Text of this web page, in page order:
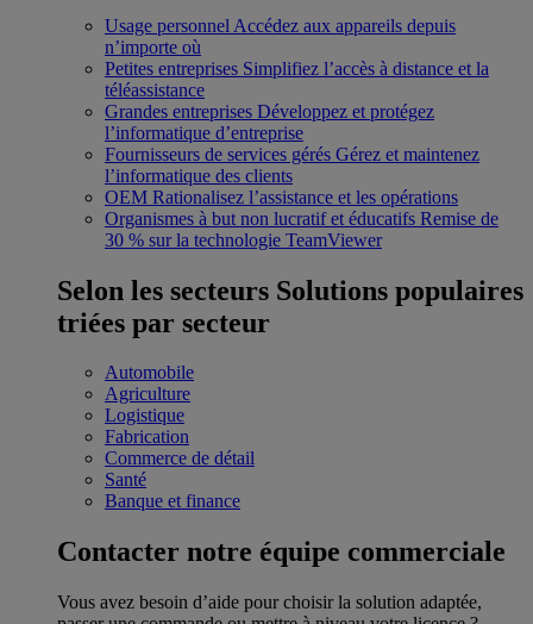
Usage personnel Accédez aux appareils depuis
n’importe où
Petites entreprises Simplifiez l’accès à distance et la
téléassistance
Grandes entreprises Développez et protégez
l’informatique d’entreprise
Fournisseurs de services gérés Gérez et maintenez
l’informatique des clients
OEM Rationalisez l’assistance et les opérations
Organismes à but non lucratif et éducatifs Remise de
30 % sur la technologie TeamViewer
Selon les secteurs Solutions populaires
triées par secteur
Automobile
Agriculture
Logistique
Fabrication
Commerce de détail
Santé
Banque et finance
Contacter notre équipe commerciale
Vous avez besoin d’aide pour choisir la solution adaptée,